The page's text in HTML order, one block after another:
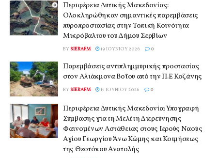
Περιφέρεια Δυτικής Μακεδονίας:
Ολοκληρώθηκαν σημαντικές παρεμβάσεις
πυροπροστασίας στην Τοπική Κοινότητα
Μικρόβαλτου του Δήμου Σερβίων
BY SIERAFM 19 ΙΟΥΝΊΟΥ 2026 0
Παρεμβάσεις αντιπλημμυρικής προστασίας
στον Αλιάκμονα Βοΐου από την Π.Ε Κοζάνης
BY SIERAFM 17 ΙΟΥΝΊΟΥ 2026 0
Περιφέρεια Δυτικής Μακεδονία: Υπογραφή
Σύμβασης για τη Μελέτη Διερεύνησης
Φαινομένων Αστάθειας στους Ιερούς Ναούς
Αγίου Γεωργίου Άνω Κώμης και Κοιμήσεως
της Θεοτόκου Ανατολής